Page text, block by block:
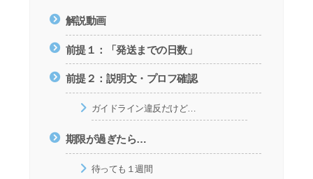
解説動画
前提１：「発送までの日数」
前提２：説明文・プロフ確認
ガイドライン違反だけど…
期限が過ぎたら…
待っても１週間